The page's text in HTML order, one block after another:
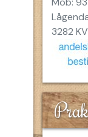
3282